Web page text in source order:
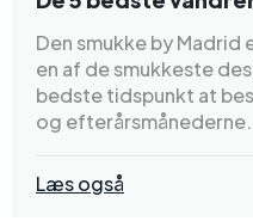
Den smukke by Madrid
en af de smukkeste
bedste tidspunkt at
og efterårsmånederne.
Læs også